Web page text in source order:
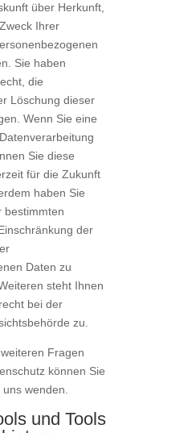
über Herkunft,
Ihrer
Sie haben
die
Löschung dieser
Wenn Sie eine
Sie diese
für die Zukunft
haben Sie
bestimmten
der
Daten zu
steht Ihnen
bei der
zu.
Fragen
können Sie
wenden.
und Tools